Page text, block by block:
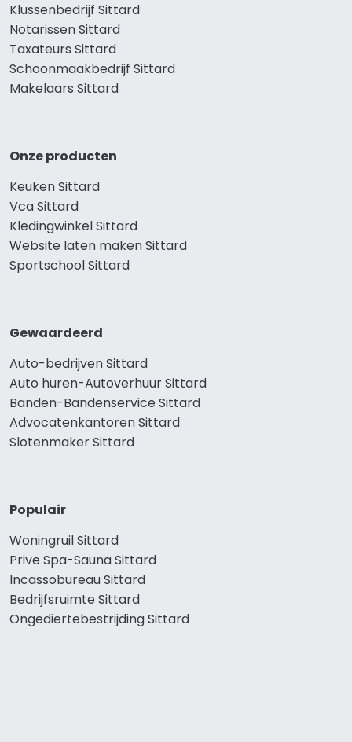
Klussenbedrijf Sittard
Notarissen Sittard
Taxateurs Sittard
Schoonmaakbedrijf Sittard
Makelaars Sittard
Onze producten
Keuken Sittard
Vca Sittard
Kledingwinkel Sittard
Website laten maken Sittard
Sportschool Sittard
Gewaardeerd
Auto-bedrijven Sittard
Auto huren-Autoverhuur Sittard
Banden-Bandenservice Sittard
Advocatenkantoren Sittard
Slotenmaker Sittard
Populair
Woningruil Sittard
Prive Spa-Sauna Sittard
Incassobureau Sittard
Bedrijfsruimte Sittard
Ongediertebestrijding Sittard